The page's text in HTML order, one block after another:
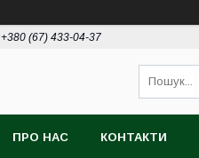
+380 (67) 433-04-37
ПРО НАС КОНТАКТИ